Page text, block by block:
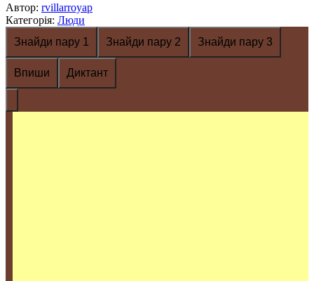
Автор: rvillarroyap
Категорія: Люди
Знайди пару 1
Знайди пару 2 Знайди пару 3
Впиши Диктант